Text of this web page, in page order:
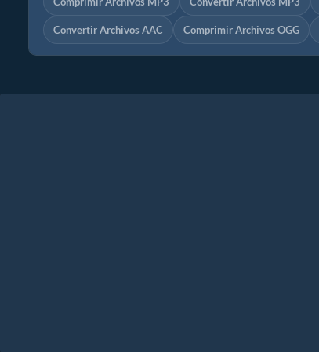
Convertir Archivos AAC Comprimir Archivos OGG